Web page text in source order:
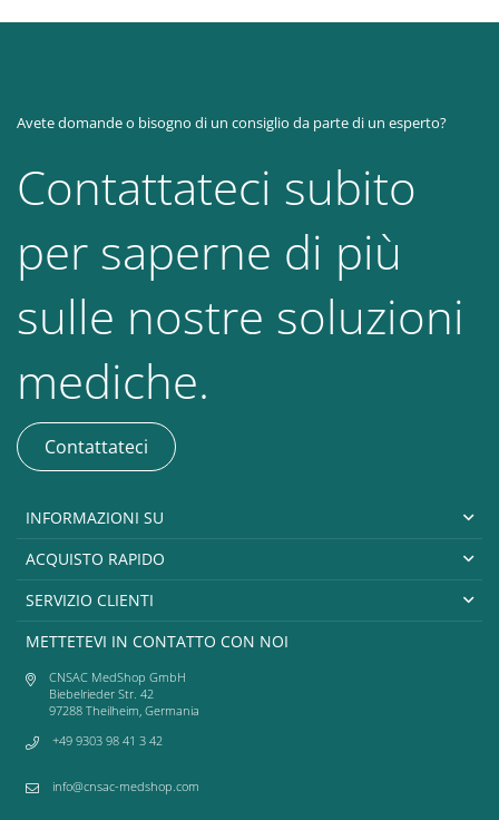
Avete domande o bisogno di un consiglio da parte di un esperto?
Contattateci subito
per saperne di più
sulle nostre soluzioni
mediche.
Contattateci
INFORMAZIONI SU
ACQUISTO RAPIDO
SERVIZIO CLIENTI
METTETEVI IN CONTATTO CON NOI
CNSAC MedShop GmbH
Biebelrieder Str. 42
97288 Theilheim, Germania
+49 9303 98 41 3 42
info@cnsac-medshop.com